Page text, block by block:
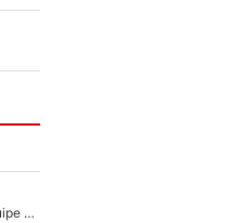
Franck Ribéry a osé s'attaquer à Zinedine Zidane en équipe de France : «Je n'aurais jamais fait ça»